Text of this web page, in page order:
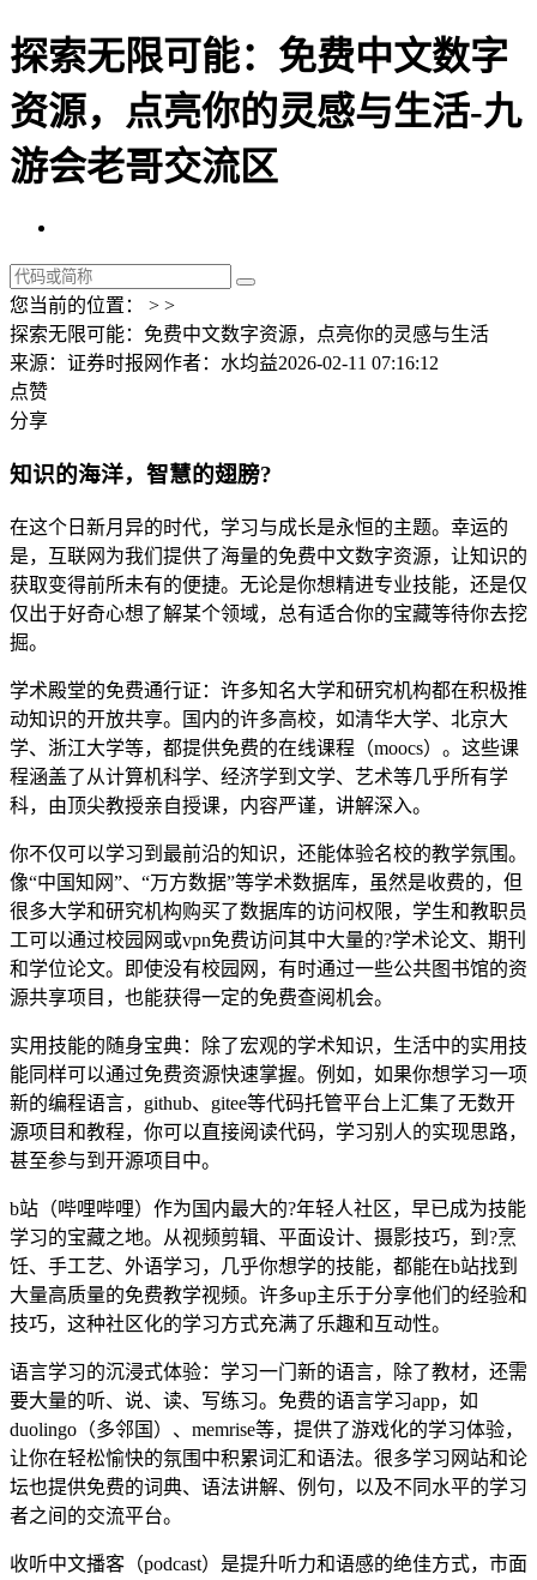
探索无限可能：免费中文数字
资源，点亮你的灵感与生活-九
游会老哥交流区
您当前的位置： > >
探索无限可能：免费中文数字资源，点亮你的灵感与生活
来源：证券时报网作者：水均益2026-02-11 07:16:12
点赞
分享
知识的海洋，智慧的翅膀?
在这个日新月异的时代，学习与成长是永恒的主题。幸运的
是，互联网为我们提供了海量的免费中文数字资源，让知识的
获取变得前所未有的便捷。无论是你想精进专业技能，还是仅
仅出于好奇心想了解某个领域，总有适合你的宝藏等待你去挖
掘。
学术殿堂的免费通行证：许多知名大学和研究机构都在积极推
动知识的开放共享。国内的许多高校，如清华大学、北京大
学、浙江大学等，都提供免费的在线课程（moocs）。这些课
程涵盖了从计算机科学、经济学到文学、艺术等几乎所有学
科，由顶尖教授亲自授课，内容严谨，讲解深入。
你不仅可以学习到最前沿的知识，还能体验名校的教学氛围。
像“中国知网”、“万方数据”等学术数据库，虽然是收费的，但
很多大学和研究机构购买了数据库的访问权限，学生和教职员
工可以通过校园网或vpn免费访问其中大量的?学术论文、期刊
和学位论文。即使没有校园网，有时通过一些公共图书馆的资
源共享项目，也能获得一定的免费查阅机会。
实用技能的随身宝典：除了宏观的学术知识，生活中的实用技
能同样可以通过免费资源快速掌握。例如，如果你想学习一项
新的编程语言，github、gitee等代码托管平台上汇集了无数开
源项目和教程，你可以直接阅读代码，学习别人的实现思路，
甚至参与到开源项目中。
b站（哔哩哔哩）作为国内最大的?年轻人社区，早已成为技能
学习的宝藏之地。从视频剪辑、平面设计、摄影技巧，到?烹
饪、手工艺、外语学习，几乎你想学的技能，都能在b站找到
大量高质量的免费教学视频。许多up主乐于分享他们的经验和
技巧，这种社区化的学习方式充满了乐趣和互动性。
语言学习的沉浸式体验：学习一门新的语言，除了教材，还需
要大量的听、说、读、写练习。免费的语言学习app，如
duolingo（多邻国）、memrise等，提供了游戏化的学习体验，
让你在轻松愉快的氛围中积累词汇和语法。很多学习网站和论
坛也提供免费的词典、语法讲解、例句，以及不同水平的学习
者之间的交流平台。
收听中文播客（podcast）是提升听力和语感的绝佳方式，市面